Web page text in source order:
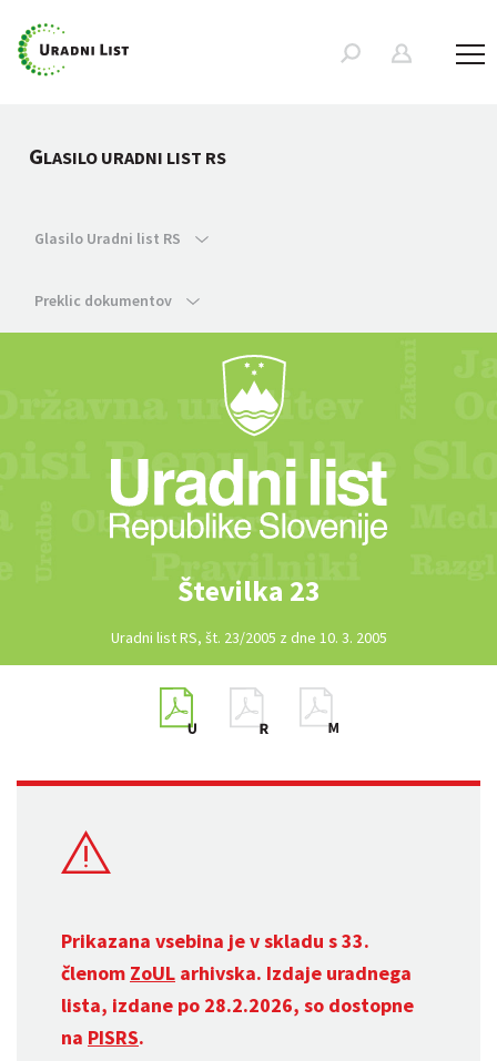
GLASILO URADNI LIST RS
Glasilo Uradni list RS
Preklic dokumentov
Številka 23
Uradni list RS, št. 23/2005 z dne 10. 3. 2005
Prikazana vsebina je v skladu s 33.
členom ZoUL arhivska. Izdaje uradnega
lista, izdane po 28.2.2026, so dostopne
na PISRS.